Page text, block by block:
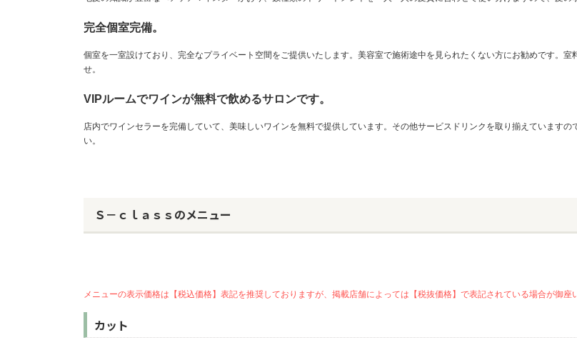
完全個室完備。
個室を一室設けており、完全なプライベート空間をご提供いたします。美容室で施術途中を見られたくない方にお勧めです。
せ。
VIPルームでワインが無料で飲めるサロンです。
店内でワインセラーを完備していて、美味しいワインを無料で提供しています。その他サービスドリンクを取り揃えています
い。
Ｓ－ｃｌａｓｓのメニュー
メニューの表示価格は【税込価格】表記を推奨しておりますが、掲載店舗によっては【税抜価格】で表記されている場合が御座
カット